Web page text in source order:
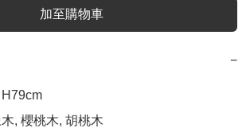
加至購物車
−
, 櫻桃木, 胡桃木